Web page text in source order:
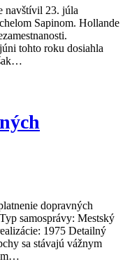
navštívil 23. júla
Sapinom. Hollande
tohto roku dosiahla
dopravných
samosprávy: Mestský
1975 Detailný
sa stávajú vážnym